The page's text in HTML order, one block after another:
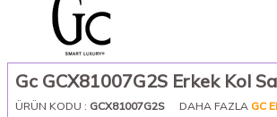
Gc GCX81007G2S Erkek Kol
ÜRÜN KODU : GCX81007G2S DAHA FAZLA GC